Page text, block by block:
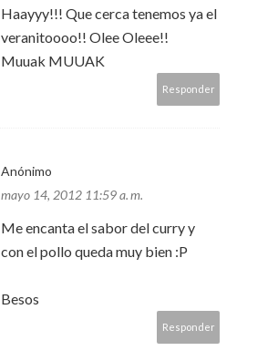
Haayyy!!! Que cerca tenemos ya el
veranitoooo!! Olee Oleee!!
Muuak MUUAK
Responder
Anónimo
mayo 14, 2012 11:59 a. m.
Me encanta el sabor del curry y
con el pollo queda muy bien :P
Besos
Responder